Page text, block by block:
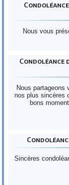
Condoléance
Nous vous
Condoléance
Nous partageons
nos plus sincères
bons
Sincères